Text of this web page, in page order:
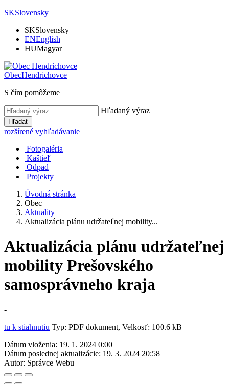
SKSlovensky
SKSlovensky
ENEnglish
HUMagyar
ObecHendrichovce
S čím pomôžeme
Hľadaný výraz
Hľadať
rozšírené vyhľadávanie
Fotogaléria
Kaštieľ
Odpad
Projekty
Úvodná stránka
Obec
Aktuality
Aktualizácia plánu udržateľnej mobility...
Aktualizácia plánu udržateľnej
mobility Prešovského
samosprávneho kraja
-
tu k stiahnutiu Typ: PDF dokument, Velkosť: 100.6 kB
Dátum vloženia: 19. 1. 2024 0:00
Dátum poslednej aktualizácie: 19. 3. 2024 20:58
Autor: Správce Webu